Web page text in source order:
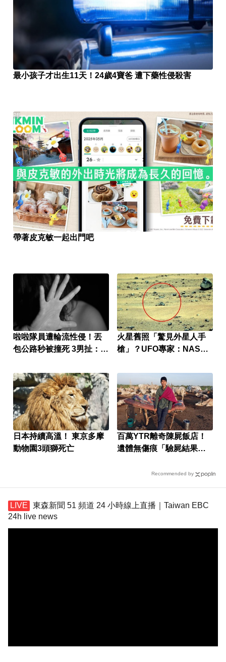
最小孩子才出生11天！24歲4寶爸 遭下藥性侵殺害
帶著皮克敏一起出門吧
PR
啦啦隊員遭輪流性侵！丟
包公路秒被撞死 3男扯：她
火星舊照「驚見外星人手
槍」？UFO專家：NASA
日本持續高溫！ 東京多摩
動物園3頭獅死亡
百萬YTR離奇陳屍飯店！
遺體無傷痕「驗屍結果
Recommended by
東森新聞 51 頻道 24 小時線上直播｜Taiwan EBC
24h live news